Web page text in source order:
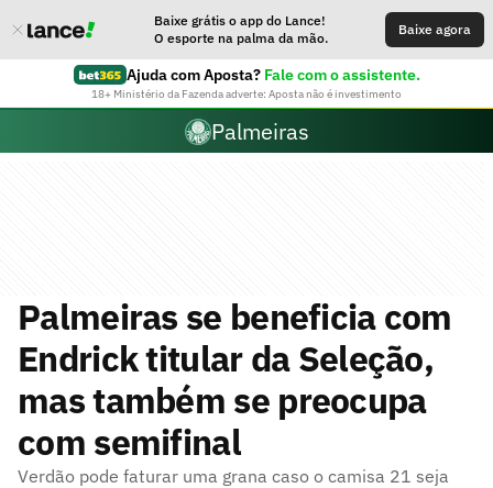
Baixe grátis o app do Lance!
O esporte na palma da mão.
Baixe agora
Ajuda com Aposta? Fale com o assistente.
18+ Ministério da Fazenda adverte: Aposta não é investimento
Palmeiras
Palmeiras se beneficia com
Endrick titular da Seleção,
mas também se preocupa
com semifinal
Verdão pode faturar uma grana caso o camisa 21 seja